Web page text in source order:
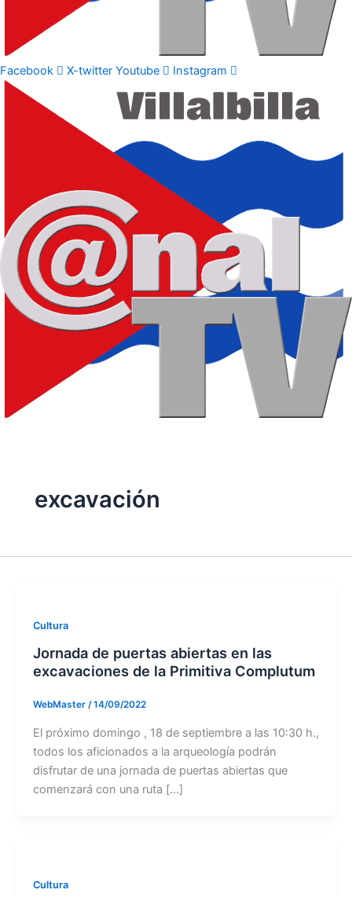
Facebook X-twitter Youtube Instagram
excavación
Cultura
Jornada de puertas abiertas en las
excavaciones de la Primitiva Complutum
WebMaster /14/09/2022
El próximo domingo , 18 de septiembre a las 10:30 h.,
todos los aficionados a la arqueología podrán
disfrutar de una jornada de puertas abiertas que
comenzará con una ruta […]
Cultura